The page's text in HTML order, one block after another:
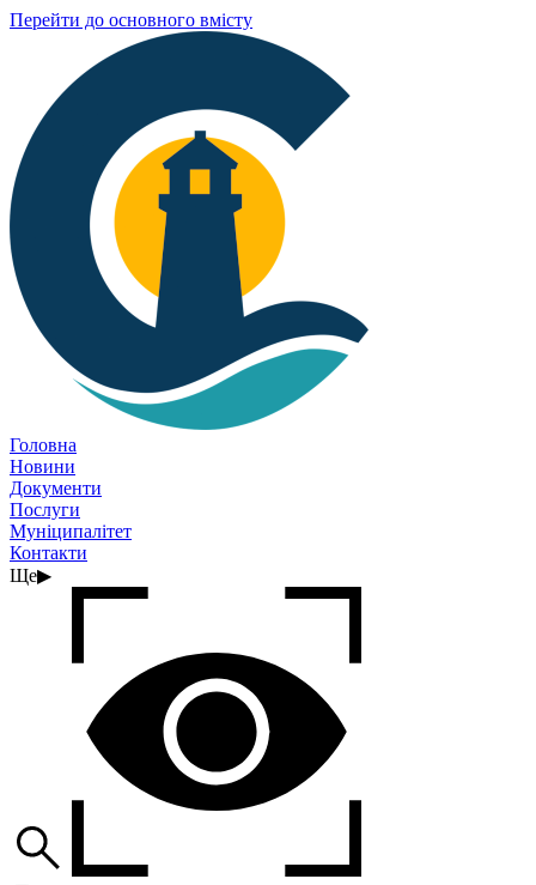
Перейти до основного вмісту
Головна
Новини
Документи
Послуги
Муніципалітет
Контакти
Ще▶